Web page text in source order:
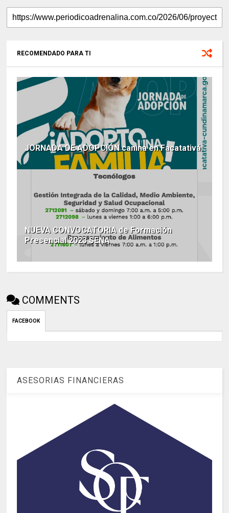
RECOMENDADO PARA TI
JORNADA DE ADOPCIÓN canina en Facatativá
NUEVA CONVOCATORIA de Formación
Presencial 2023 SENA
COMMENTS
FACEBOOK
ASESORIAS FINANCIERAS